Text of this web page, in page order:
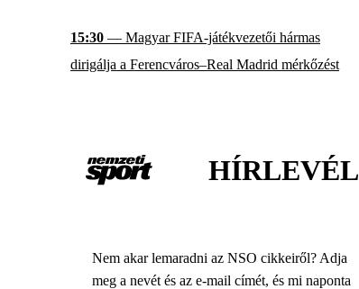
15:30 — Magyar FIFA-játékvezetői hármas
dirigálja a Ferencváros–Real Madrid mérkőzést
HÍRLEVÉL
Nem akar lemaradni az NSO cikkeiről? Adja
meg a nevét és az e-mail címét, és mi naponta